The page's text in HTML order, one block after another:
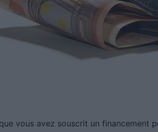
vous avez souscrit un financement